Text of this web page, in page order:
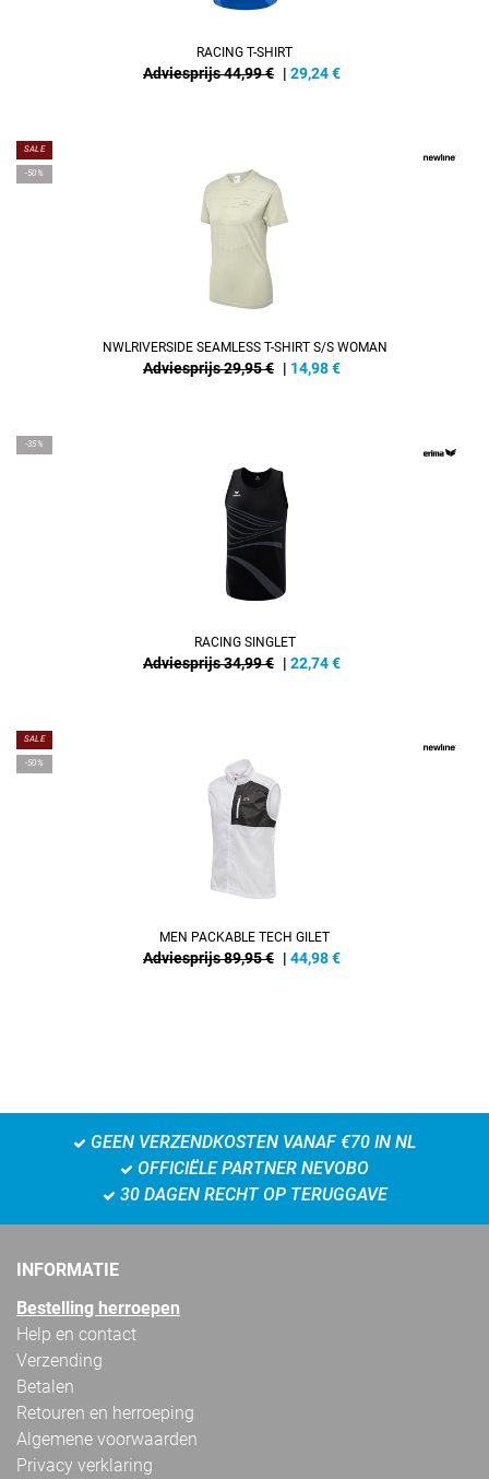
RACING T-SHIRT
Adviesprijs 44,99 € | 29,24€
SALE
-50%
NWLRIVERSIDE SEAMLESS T-SHIRT S/S WOMAN
Adviesprijs 29,95 € | 14,98€
-35%
RACING SINGLET
Adviesprijs 34,99 € | 22,74€
SALE
-50%
MEN PACKABLE TECH GILET
Adviesprijs 89,95 € | 44,98€
GEEN VERZENDKOSTEN VANAF €70 IN NL
OFFICIËLE PARTNER NEVOBO
30 DAGEN RECHT OP TERUGGAVE
INFORMATIE
Bestelling herroepen
Help en contact
Verzending
Betalen
Retouren en herroeping
Algemene voorwaarden
Privacy verklaring